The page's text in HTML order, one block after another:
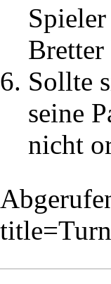
Bretter
Sollte
seine
nicht